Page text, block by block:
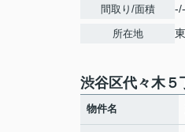
間取り/面積 -/-
所在地
渋谷区代々木５
物件名